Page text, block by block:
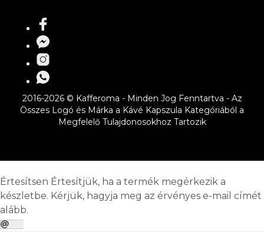
2016-2026 © Kafferoma - Minden Jog Fenntartva - Az
Összes Logó és Márka a Kávé Kapszula Kategóriából a
Megfelelő Tulajdonosokhoz Tartozik
Értesítsen Értesítjük, ha a termék megérkezik a
készletbe. Kérjük, hagyja meg az érvényes e-mail címét
alább.